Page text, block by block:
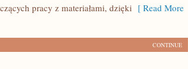
pracy z materiałami, dzięki [ Read More
CONTINUE